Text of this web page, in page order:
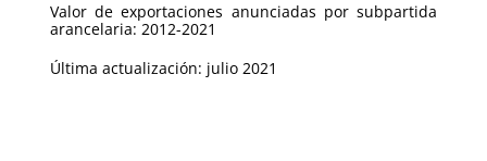
Valor de exportaciones anunciadas por subpartida
arancelaria: 2012-2021
Última actualización: julio 2021